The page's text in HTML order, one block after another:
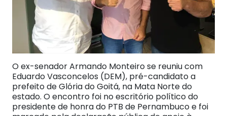
O ex-senador Armando Monteiro se reuniu com
Eduardo Vasconcelos (DEM), pré-candidato a
prefeito de Glória do Goitá, na Mata Norte do
estado. O encontro foi no escritório político do
presidente de honra do PTB de Pernambuco e foi